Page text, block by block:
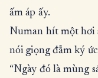
ấm áp ấy.
Numan hít một hơi
nói giọng đẫm ký
“Ngày đó là mùng